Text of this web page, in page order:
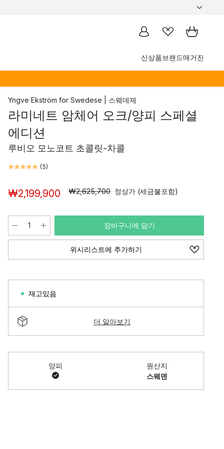
신상품브랜드매거진
Yngve Ekström for Swedese | 스웨데제
라미네트 암체어 오크/양피 스페셜
에디션
루비오 모노코트 초콜릿-차콜
(5)
₩2,199,900 ₩2,625,700 정상가 (세금불포함)
장바구니에 담기
위시리스트에 추가하기
재고있음
더 알아보기
양피
원산지
스웨덴